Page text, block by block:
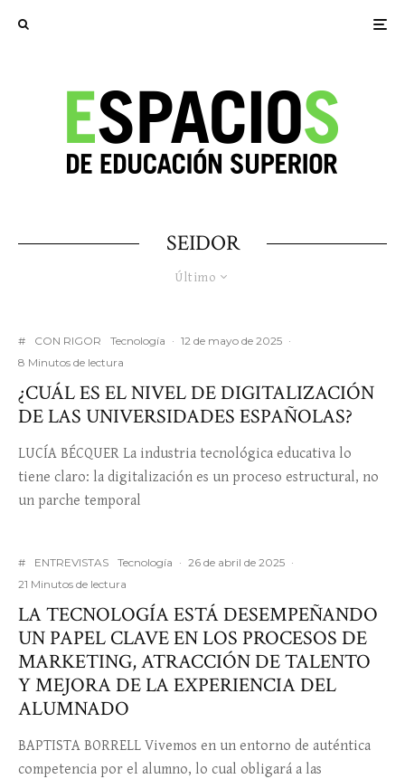
SEIDOR
Último
# CON RIGOR Tecnología · 12 de mayo de 2025 ·
8 Minutos de lectura
¿CUÁL ES EL NIVEL DE DIGITALIZACIÓN
DE LAS UNIVERSIDADES ESPAÑOLAS?
LUCÍA BÉCQUER La industria tecnológica educativa lo
tiene claro: la digitalización es un proceso estructural, no
un parche temporal
# ENTREVISTAS Tecnología · 26 de abril de 2025 ·
21 Minutos de lectura
LA TECNOLOGÍA ESTÁ DESEMPEÑANDO
UN PAPEL CLAVE EN LOS PROCESOS DE
MARKETING, ATRACCIÓN DE TALENTO
Y MEJORA DE LA EXPERIENCIA DEL
ALUMNADO
BAPTISTA BORRELL Vivemos en un entorno de auténtica
competencia por el alumno, lo cual obligará a las